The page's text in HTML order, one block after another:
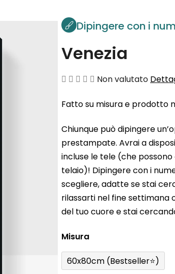
Dipingere con i
Venezia
La
media
prodotto
è
0,0
su
5
stelle.
Non valutato
Fatto su misura e prodotto
Chiunque può dipingere
prestampate. Avrai a
incluse le tele (che
telaio)! Dipingere con i
scegliere, adatte se stai
rilassarti nel fine settimana
del tuo cuore e stai
Misura
60x80cm (Bestseller⭐)